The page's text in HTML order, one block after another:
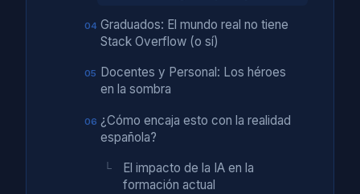
Graduados: El mundo real no tiene
Stack Overflow (o sí)
Docentes y Personal: Los héroes
en la sombra
¿Cómo encaja esto con la realidad
española?
El impacto de la IA en la
formación actual